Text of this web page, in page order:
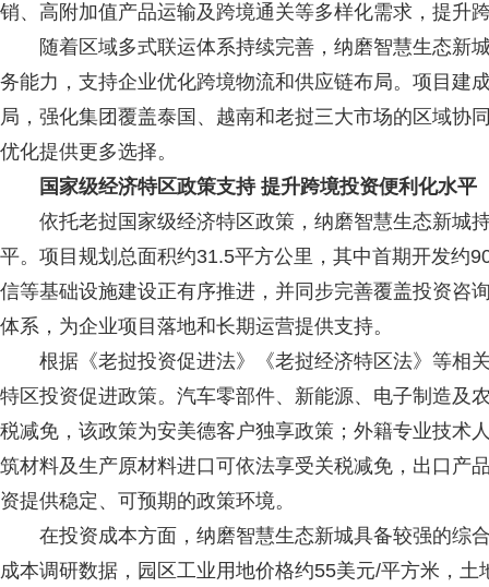
销、高附加值产品运输及跨境通关等多样化需求，提升
随着区域多式联运体系持续完善，纳磨智慧生态新
务能力，支持企业优化跨境物流和供应链布局。项目建
局，强化集团覆盖泰国、越南和老挝三大市场的区域协
优化提供更多选择。
国家级经济特区政策支持 提升跨境投资便利化水平
依托老挝国家级经济特区政策，纳磨智慧生态新城
平。项目规划总面积约31.5平方公里，其中首期开发约
信等基础设施建设正有序推进，并同步完善覆盖投资咨
体系，为企业项目落地和长期运营提供支持。
根据《老挝投资促进法》《老挝经济特区法》等相
特区投资促进政策。汽车零部件、新能源、电子制造及
税减免，该政策为安美德客户独享政策；外籍专业技术
筑材料及生产原材料进口可依法享受关税减免，出口产
资提供稳定、可预期的政策环境。
在投资成本方面，纳磨智慧生态新城具备较强的综
成本调研数据，园区工业用地价格约55美元/平方米，